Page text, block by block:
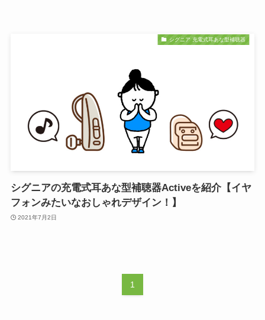
シグニア 充電式耳あな型補聴器
シグニアの充電式耳あな型補聴器Activeを紹介【イヤ
フォンみたいなおしゃれデザイン！】
2021年7月2日
1